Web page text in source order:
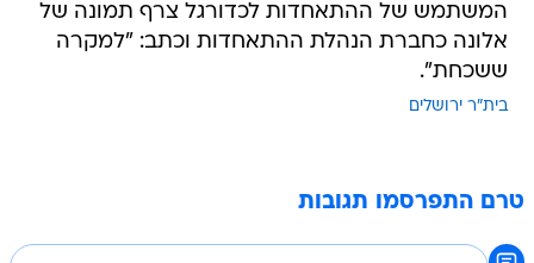
המשתמש של ההתאחדות לכדורגל צרף תמונה של
אלונה כחברת הנהלת ההתאחדות וכתב: "למקרה
ששכחת".
בית"ר ירושלים
טרם התפרסמו תגובות